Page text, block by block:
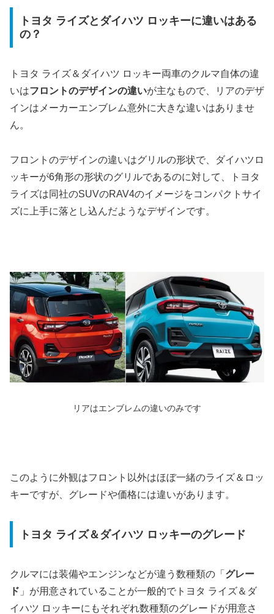
トヨタ ライズとダイハツ ロッキーに違いはある
の？
トヨタ ライズ＆ダイハツ ロッキー両車のクルマ自体の違
いはフロントのデザインの違いが主なもので、リアのデザ
インはメーカーエンブレム意外に大きな違いはありませ
ん。
フロントのデザインの違いはグリルの形状で、ダイハツロ
ッキーが6角形の形状のグリルであるのに対して、トヨタ
ライズは同社のSUVのRAV4のイメージをコンパクトサイ
ズに上手に落とし込んだようなデザインです。
リアはエンブレムの違いのみです
このように外観はフロント以外はほぼ一緒のライズ＆ロッ
キーですが、グレードや価格には違いがあります。
トヨタ ライズ＆ダイハツ ロッキーのグレード
クルマには装備やエンジンなどが違う数種類の「 グレー
ド 」が用意されていることが一般的でトヨタ ライズ＆ダ
イハツ ロッキーにもそれぞれ数種類のグレードが用意さ